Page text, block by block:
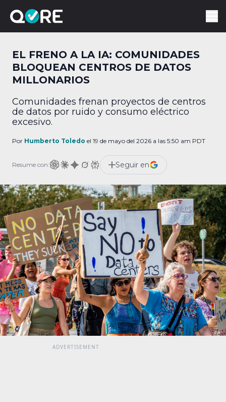
EL FRENO A LA IA: COMUNIDADES
BLOQUEAN CENTROS DE DATOS
MILLONARIOS
Comunidades frenan proyectos de centros
de datos por ruido y consumo eléctrico
excesivo.
Por Humberto Toledo el 19 de mayo del 2026 a las 5:50 am PDT
Resume con: Seguir en